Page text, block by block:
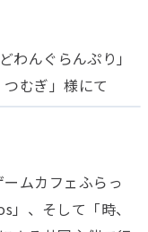
わんぐらんぷり」
むぎ」様にて
ムカフェふらっ
、そして「時、